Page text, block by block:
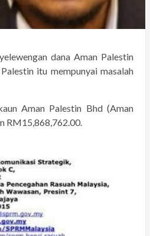
dana Aman Palestin
itu mempunyai masalah
Aman Palestin Bhd (Aman
RM15,868,762.00.